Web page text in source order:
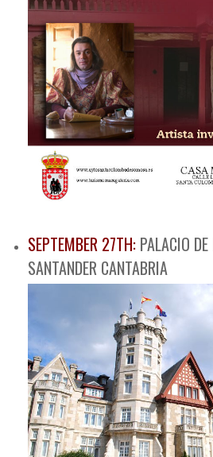
SEPTEMBER 27TH: PALACIO
SANTANDER CANTABRIA